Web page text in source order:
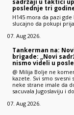
sadržaji u taktici
poslednje tri
H145 mora da pazi
slucajno da pokupi
07. Aug 2026.
Tankerman na:
brigade: „Novi
nismo videli u
@ Milija Bolje ne
kazete. Svi smo
neke strane imale da
sacuvala Jugoslaviju i
07. Aug 2026.